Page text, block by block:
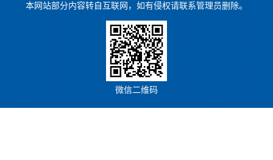
本网站部分内容转自互联网，如有侵权请联系管理员删除。
微信二维码